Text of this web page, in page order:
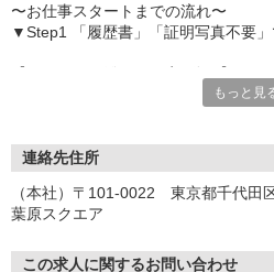
〜お仕事スタートまでの流れ〜
▼Step1 「履歴書」「証明写真不要」
いつでも好きな時間に登録OK
受付時間/平日9:00〜19:00
【来場登録（目安1時間30分）】
もっと見
連絡先住所
（本社）〒101-0022 東京都千代
葉原スクエア
この求人に関するお問い合わせ